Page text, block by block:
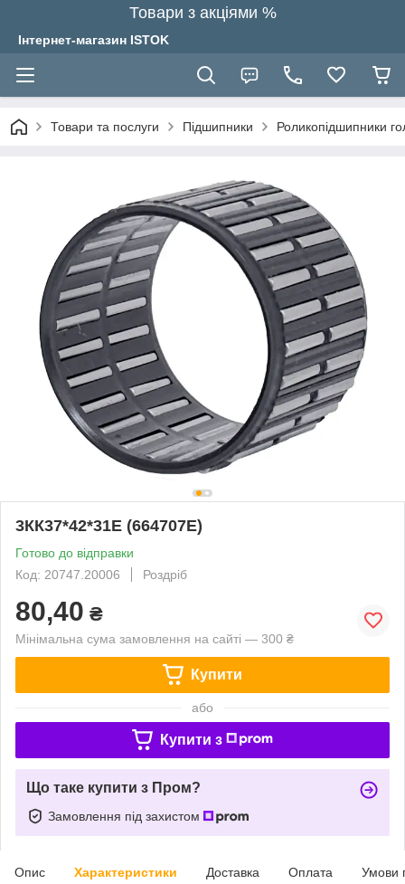
Товари з акціями %
Інтернет-магазин ISTOK
Товари та послуги Підшипники Роликопідшипники
3КК37*42*31Е (664707Е)
Готово до відправки
Код: 20747.20006
Роздріб
80,40 ₴
Мінімальна сума замовлення на сайті — 300 ₴
Купити
або
Купити з
Що таке купити з Пром?
Замовлення під захистом
Опис Характеристики Доставка Оплата Умови